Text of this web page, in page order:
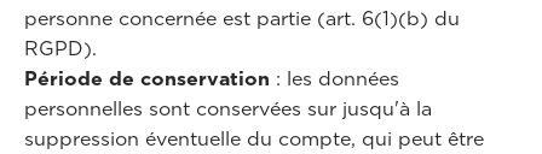
personne concernée est partie (art. 6(1)(b) du
RGPD).
Période de conservation : les données
personnelles sont conservées sur jusqu'à la
suppression éventuelle du compte, qui peut être